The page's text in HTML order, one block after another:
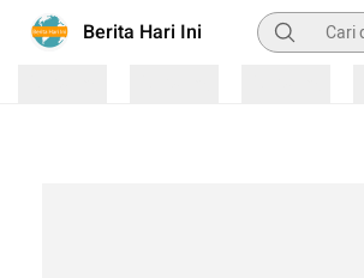
Berita Hari Ini Pencarian